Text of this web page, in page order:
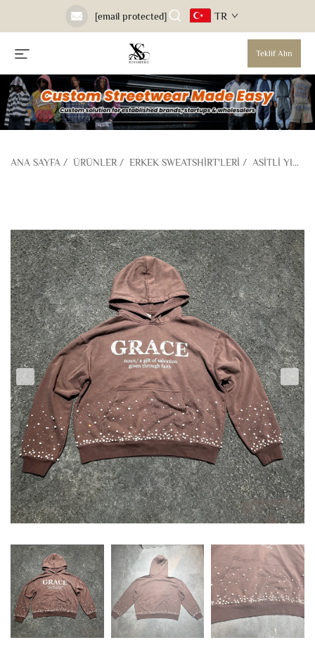
[email protected] TR
Teklif Alın
ANA SAYFA / ÜRÜNLER/ ERKEK SWEATSHIRT'LERI / ASITLI YIKAMA SWEATSHIRT